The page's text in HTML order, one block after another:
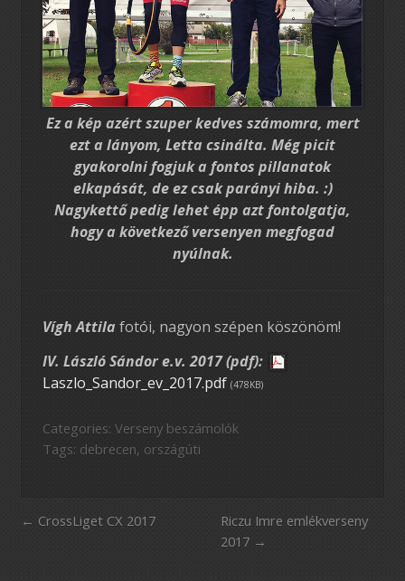
Ez a kép azért szuper kedves számomra, mert
ezt a lányom, Letta csinálta. Még picit
gyakorolni fogjuk a fontos pillanatok
elkapását, de ez csak parányi hiba. :)
Nagykettő pedig lehet épp azt fontolgatja,
hogy a következő versenyen megfogad
nyúlnak.
Vígh Attila fotói, nagyon szépen köszönöm!
IV. László Sándor e.v. 2017 (pdf):
Laszlo_Sandor_ev_2017.pdf (478KB)
Categories: Verseny beszámolók
Tags: debrecen, országúti
CrossLiget CX 2017
Riczu Imre emlékverseny
2017